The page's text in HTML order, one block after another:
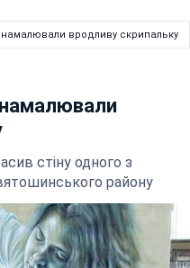
намалювали вродливу скрипальку
стіну одного з
району